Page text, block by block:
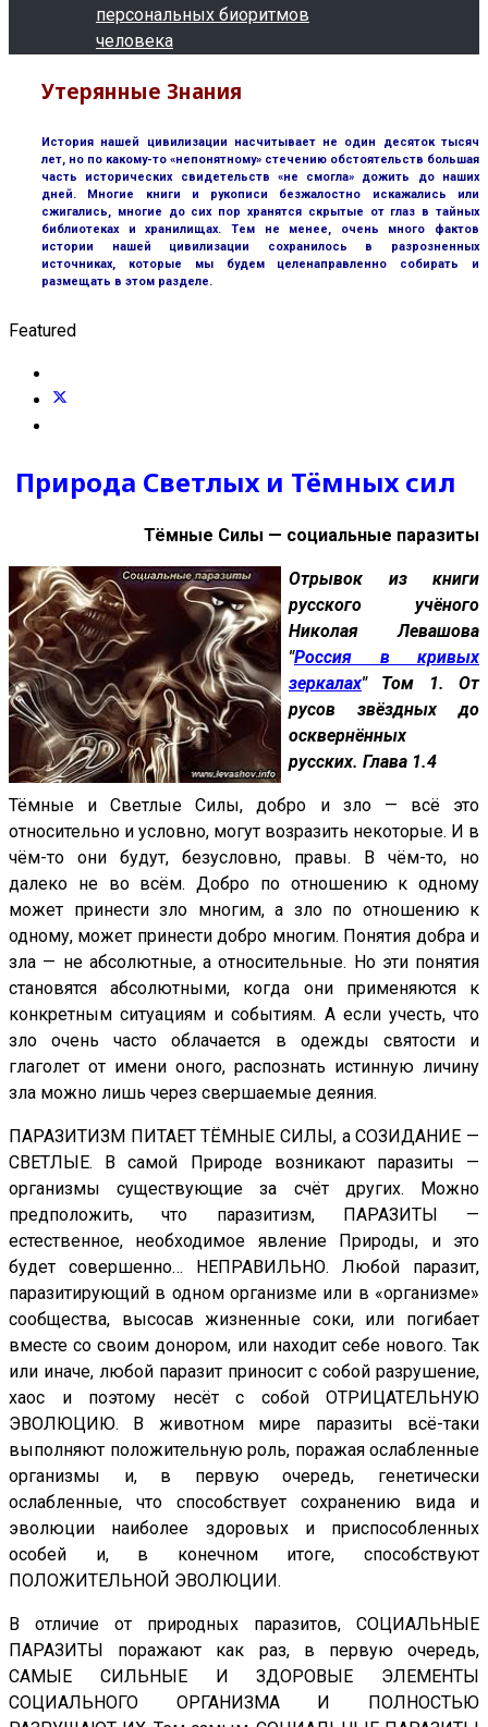
персональных биоритмов
человека
Утерянные Знания
История нашей цивилизации насчитывает не один десяток тысяч
лет, но по какому-то «непонятному» стечению обстоятельств большая
часть исторических свидетельств «не смогла» дожить до наших
дней. Многие книги и рукописи безжалостно искажались или
сжигались, многие до сих пор хранятся скрытые от глаз в тайных
библиотеках и хранилищах. Тем не менее, очень много фактов
истории нашей цивилизации сохранилось в разрозненных
источниках, которые мы будем целенаправленно собирать и
размещать в этом разделе.
Featured
Природа Светлых и Тёмных сил
Тёмные Силы — социальные паразиты
Отрывок из книги
русского учёного
Николая Левашова
"Россия в кривых
зеркалах" Том 1. От
русов звёздных до
осквернённых
русских. Глава 1.4
Тёмные и Светлые Силы, добро и зло — всё это
относительно и условно, могут возразить некоторые. И в
чём-то они будут, безусловно, правы. В чём-то, но
далеко не во всём. Добро по отношению к одному
может принести зло многим, а зло по отношению к
одному, может принести добро многим. Понятия добра и
зла — не абсолютные, а относительные. Но эти понятия
становятся абсолютными, когда они применяются к
конкретным ситуациям и событиям. А если учесть, что
зло очень часто облачается в одежды святости и
глаголет от имени оного, распознать истинную личину
зла можно лишь через свершаемые деяния.
ПАРАЗИТИЗМ ПИТАЕТ ТЁМНЫЕ СИЛЫ, а СОЗИДАНИЕ —
СВЕТЛЫЕ. В самой Природе возникают паразиты —
организмы существующие за счёт других. Можно
предположить, что паразитизм, ПАРАЗИТЫ —
естественное, необходимое явление Природы, и это
будет совершенно… НЕПРАВИЛЬНО. Любой паразит,
паразитирующий в одном организме или в «организме»
сообщества, высосав жизненные соки, или погибает
вместе со своим донором, или находит себе нового. Так
или иначе, любой паразит приносит с собой разрушение,
хаос и поэтому несёт с собой ОТРИЦАТЕЛЬНУЮ
ЭВОЛЮЦИЮ. В животном мире паразиты всё-таки
выполняют положительную роль, поражая ослабленные
организмы и, в первую очередь, генетически
ослабленные, что способствует сохранению вида и
эволюции наиболее здоровых и приспособленных
особей и, в конечном итоге, способствуют
ПОЛОЖИТЕЛЬНОЙ ЭВОЛЮЦИИ.
В отличие от природных паразитов, СОЦИАЛЬНЫЕ
ПАРАЗИТЫ поражают как раз, в первую очередь,
САМЫЕ СИЛЬНЫЕ И ЗДОРОВЫЕ ЭЛЕМЕНТЫ
СОЦИАЛЬНОГО ОРГАНИЗМА И ПОЛНОСТЬЮ